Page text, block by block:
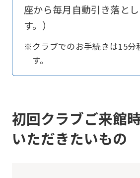
座から毎月自動引き落と
す。）
※クラブでのお手続きは15分
す。
初回クラブご来館
いただきたいもの
below
(start